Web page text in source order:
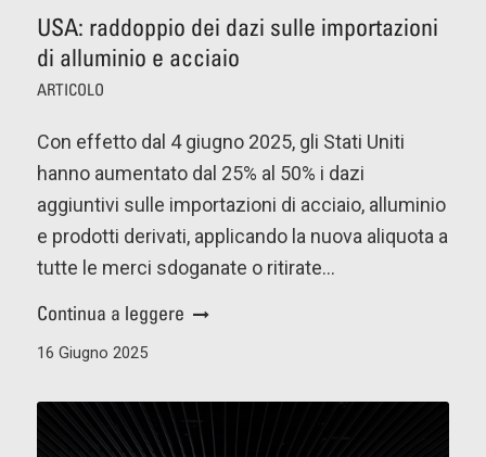
USA: raddoppio dei dazi sulle importazioni
di alluminio e acciaio
ARTICOLO
Con effetto dal 4 giugno 2025, gli Stati Uniti
hanno aumentato dal 25% al 50% i dazi
aggiuntivi sulle importazioni di acciaio, alluminio
e prodotti derivati, applicando la nuova aliquota a
tutte le merci sdoganate o ritirate…
Continua a leggere
16 Giugno 2025